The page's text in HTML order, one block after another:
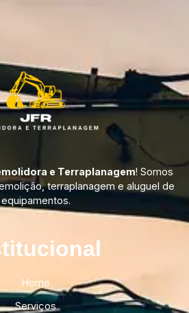
e Terraplanagem! Somos
terraplanagem e aluguel de
equipamentos.
Home
Serviços